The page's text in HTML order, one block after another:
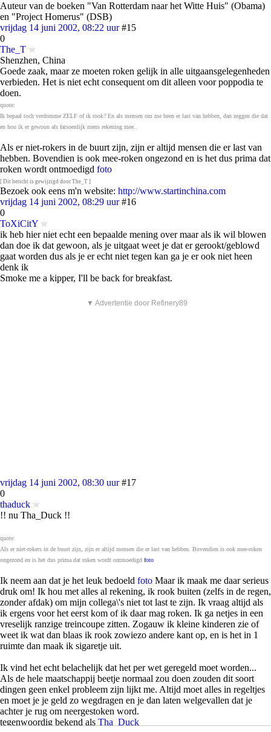
Auteur van de boeken "Van Rotterdam naar het Witte Huis" (Obama)
en "Project Homerus" (DSB)
vrijdag 14 juni 2002, 08:22 uur #15
0
The_T
Shenzhen, China
Goede zaak, maar ze moeten roken gelijk in alle uitgaansgelegenheden
verbieden. Het is niet echt consequent om dit alleen voor poppodia te
doen.
quote:
Ik bepaal toch verdomme ZELF of ik rook? En als mensen om me heen er last van hebben, dan zeggen die dat
en hou ik er gewoon als fatsoenlijk mens rekening mee..
Als er niet-rokers in de buurt zijn, zijn er altijd mensen die er last van
hebben. Bovendien is ook mee-roken ongezond en is het dus prima dat
roken wordt ontmoedigd foto
[ Dit bericht is gewijzigd door The_T ]
Bezoek ook eens m'n website: http://www.startinchina.com
vrijdag 14 juni 2002, 08:29 uur #16
0
ToXiCitY
ik heb hier niet echt een bepaalde mening over maar als ik wil blowen
dan doe ik dat gewoon, als je uitgaat weet je dat er gerookt/geblowd
gaat worden dus als je er echt niet tegen kan ga je er ook niet heen
denk ik
Smoke me a kipper, I'll be back for breakfast.
▼ Advertentie door Refinery89
vrijdag 14 juni 2002, 08:30 uur #17
0
thaduck
!! nu Tha_Duck !!
quote:
Als er niet-rokers in de buurt zijn, zijn er altijd mensen die er last van hebben. Bovendien is ook mee-roken
ongezond en is het dus prima dat roken wordt ontmoedigd foto
Ik neem aan dat je het leuk bedoeld foto Maar ik maak me daar serieus
druk om! Ik hou met alles al rekening, ik rook buiten (zelfs in de regen,
zonder afdak) om mijn collega\'s niet tot last te zijn. Ik vraag altijd als
ik ergens voor het eerst kom of ik daar mag roken. Ik ga netjes in een
vreselijk ranzige treincoupe zitten. Zogauw ik kleine kinderen zie of
weet ik wat dan blaas ik rook zowiezo andere kant op, en is het in 1
ruimte dan maak ik sigaretje uit.
Ik vind het echt belachelijk dat het per wet geregeld moet worden...
Als de hele maatschappij beetje normaal zou doen zouden dit soort
dingen geen enkel probleem zijn lijkt me. Altijd moet alles in regeltjes
en moet je je geld zo wegdragen en je dan laten welgevallen dat je
achter je rug om neergestoken word.
tegenwoordig bekend als Tha_Duck